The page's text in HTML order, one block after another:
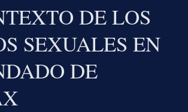
DE LOS
SEXUALES EN
DE